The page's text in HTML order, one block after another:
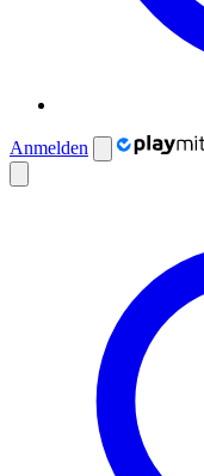
Anmelden